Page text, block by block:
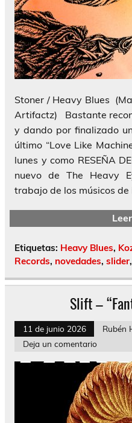
Stoner / Heavy Blues
Artifactz) Bastante
y dando por finalizado
último “Love Like
lunes y como RESEÑA
nuevo de The Heavy
trabajo de los músicos
Etiquetas: Heavy Blues,
Records, novedades, slider,
Slift –
11 de junio 2026
Rubén
Deja un comentario